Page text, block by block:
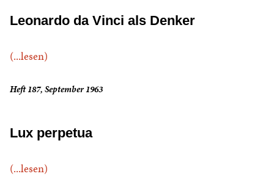
Leonardo da Vinci als Denker
(...lesen)
Heft 187, September 1963
Lux perpetua
(...lesen)